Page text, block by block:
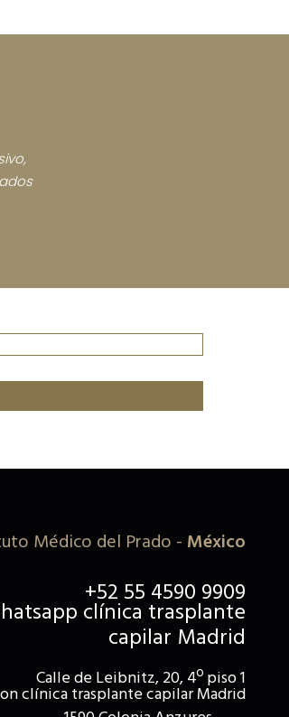
Médico del Prado - México
+52 55 4590 9909
Calle de Leibnitz, 20, 4º piso 1